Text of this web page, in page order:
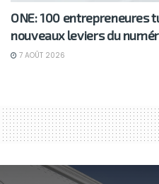
ONE: 100 entrepreneures
nouveaux leviers du
7 AOÛT 2026